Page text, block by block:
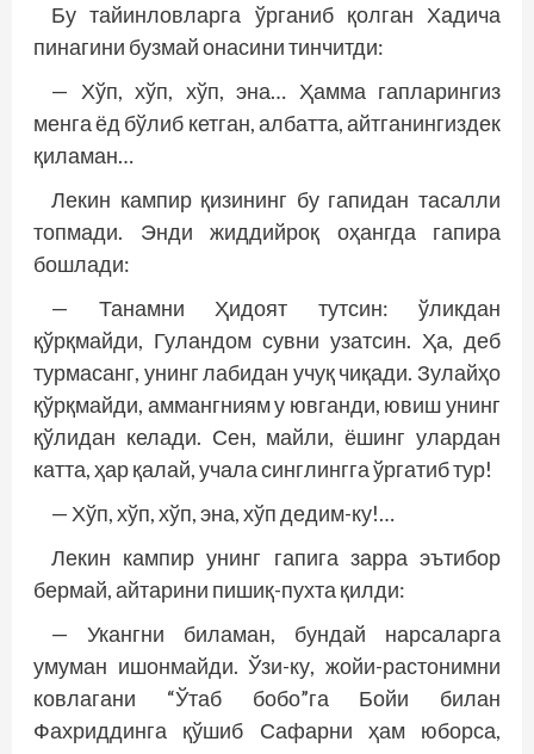
Бу тайинловларга ўрганиб қолган Хадича
пинагини бузмай онасини тинчитди:
— Хўп, хўп, хўп, эна… Ҳамма гапларингиз
менга ёд бўлиб кетган, албатта, айтганингиздек
қиламан…
Лекин кампир қизининг бу гапидан тасалли
топмади. Энди жиддийроқ оҳангда гапира
бошлади:
— Танамни Ҳидоят тутсин: ўликдан
қўрқмайди, Гуландом сувни узатсин. Ҳа, деб
турмасанг, унинг лабидан учуқ чиқади. Зулайҳо
қўрқмайди, аммангниям у ювганди, ювиш унинг
қўлидан келади. Сен, майли, ёшинг улардан
катта, ҳар қалай, учала синглингга ўргатиб тур!
— Хўп, хўп, хўп, эна, хўп дедим-ку!…
Лекин кампир унинг гапига зарра эътибор
бермай, айтарини пишиқ-пухта қилди:
— Укангни биламан, бундай нарсаларга
умуман ишонмайди. Ўзи-ку, жойи-растонимни
ковлагани “Ўтаб бобо”га Бойи билан
Фахриддинга қўшиб Сафарни ҳам юборса,